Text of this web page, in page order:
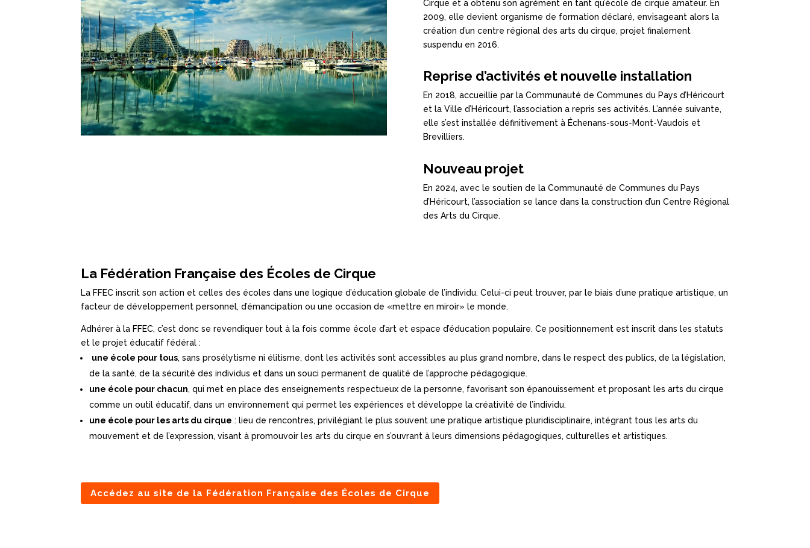
Cirque et a obtenu son agrément en tant qu’école de cirque amateur. En
2009, elle devient organisme de formation déclaré, envisageant alors la
création d’un centre régional des arts du cirque, projet finalement
suspendu en 2016.
Reprise d’activités et nouvelle installation
En 2018, accueillie par la Communauté de Communes du Pays d’Héricourt
et la Ville d’Héricourt, l’association a repris ses activités. L’année suivante,
elle s’est installée définitivement à Échenans-sous-Mont-Vaudois et
Brevilliers.
Nouveau projet
En 2024, avec le soutien de la Communauté de Communes du Pays
d’Héricourt, l’association se lance dans la construction d’un Centre Régional
des Arts du Cirque.
La Fédération Française des Écoles de Cirque
La FFEC inscrit son action et celles des écoles dans une logique d’éducation globale de l’individu. Celui-ci peut trouver, par le biais d’une pratique artistique, un
facteur de développement personnel, d’émancipation ou une occasion de «mettre en miroir» le monde.
Adhérer à la FFEC, c’est donc se revendiquer tout à la fois comme école d’art et espace d’éducation populaire. Ce positionnement est inscrit dans les statuts
et le projet éducatif fédéral :
une école pour tous, sans prosélytisme ni élitisme, dont les activités sont accessibles au plus grand nombre, dans le respect des publics, de la législation,
de la santé, de la sécurité des individus et dans un souci permanent de qualité de l’approche pédagogique.
une école pour chacun, qui met en place des enseignements respectueux de la personne, favorisant son épanouissement et proposant les arts du cirque
comme un outil éducatif, dans un environnement qui permet les expériences et développe la créativité de l’individu.
une école pour les arts du cirque : lieu de rencontres, privilégiant le plus souvent une pratique artistique pluridisciplinaire, intégrant tous les arts du
mouvement et de l’expression, visant à promouvoir les arts du cirque en s’ouvrant à leurs dimensions pédagogiques, culturelles et artistiques.
Accédez au site de la Fédération Française des Écoles de Cirque